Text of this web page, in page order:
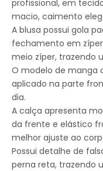
profissional, em
macio, caimento
A blusa possui gola
fechamento em
meio zíper, trazendo
O modelo de manga
aplicado na parte
dia.
A calça apresenta
da frente e elástico
melhor ajuste ao
Possui detalhe de
perna reta, trazendo